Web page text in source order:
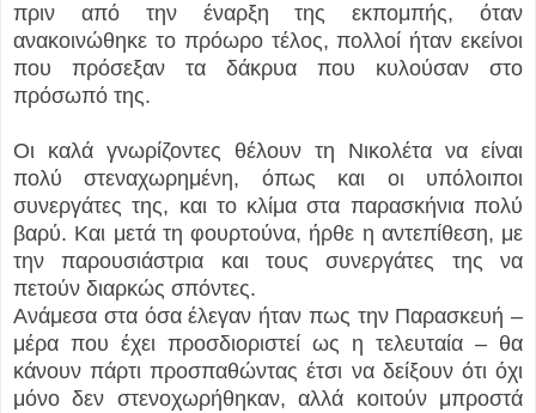
πριν από την έναρξη της εκπομπής, όταν
ανακοινώθηκε το πρόωρο τέλος, πολλοί ήταν εκείνοι
που πρόσεξαν τα δάκρυα που κυλούσαν στο
πρόσωπό της.
Οι καλά γνωρίζοντες θέλουν τη Νικολέτα να είναι
πολύ στεναχωρημένη, όπως και οι υπόλοιποι
συνεργάτες της, και το κλίμα στα παρασκήνια πολύ
βαρύ. Και μετά τη φουρτούνα, ήρθε η αντεπίθεση, με
την παρουσιάστρια και τους συνεργάτες της να
πετούν διαρκώς σπόντες.
Ανάμεσα στα όσα έλεγαν ήταν πως την Παρασκευή –
μέρα που έχει προσδιοριστεί ως η τελευταία – θα
κάνουν πάρτι προσπαθώντας έτσι να δείξουν ότι όχι
μόνο δεν στενοχωρήθηκαν, αλλά κοιτούν μπροστά